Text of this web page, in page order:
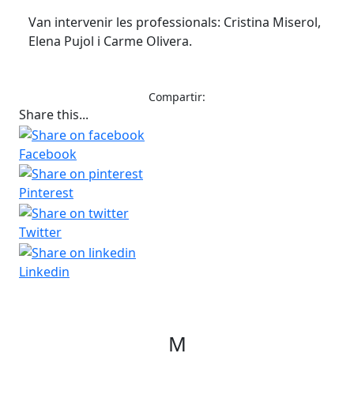
Van intervenir les professionals: Cristina Miserol,
Elena Pujol i Carme Olivera.
Compartir:
Share this...
Facebook
Pinterest
Twitter
Linkedin
M